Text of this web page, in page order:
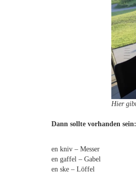
Hier
Dann sollte vorhanden
en kniv – Messer
en gaffel – Gabel
en ske – Löffel